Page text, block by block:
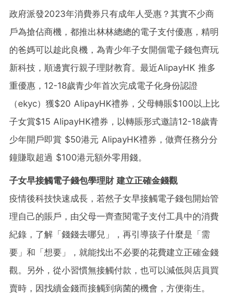
政府派發2023年消費券只有成年人受惠？其實不少商
戶為搶佔商機，都推出林林總總的電子支付優惠，精明
的爸媽可以趁此良機，為青少年子女開個電子錢包齊玩
新科技，順邊實行親子理財教育。最近AlipayHK 推多
重優惠，12-18歲青少年首次完成電子化身份認證
（ekyc）獲$20 AlipayHK禮券，父母轉賬$100以上比
子女賞$15 AlipayHK禮券，以轉賬形式邀請12-18歲青
少年開戶即賞 $50港元 AlipayHK禮券，做齊任務分分
鐘賺取超過 $100港元額外零用錢。
子女早接觸電子錢包學理財 建立正確金錢觀
疫情後科技快速成長，若然子女早接觸電子錢包開始管
理自己的賬戶，由父母一齊查閱電子支付工具中的消費
紀錄，了解「錢錢去哪兒」，再引導孩子什麼是「需
要」和「想要」，就能找出不必要的花費建立正確金錢
觀。另外，從小習慣無接觸付款，也可以減低與店員買
賣時，因找續金錢而接觸到病菌的機會，方便衛生。